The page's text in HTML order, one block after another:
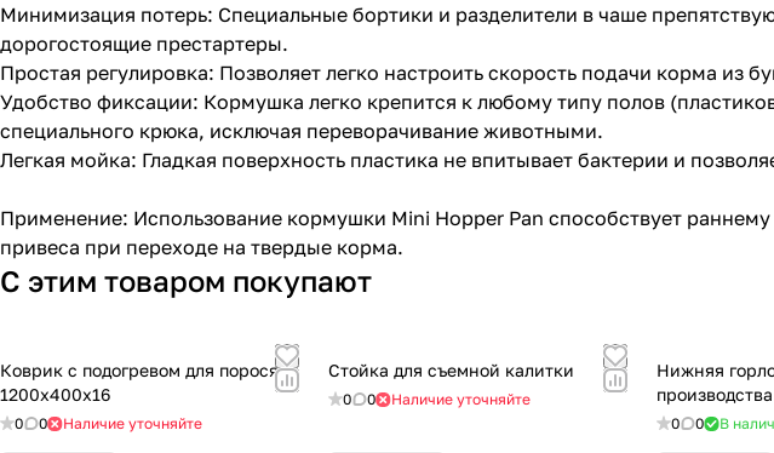
Минимизация потерь: Специальные бортики и разделители в чаше
дорогостоящие престартеры.
Простая регулировка: Позволяет легко настроить скорость подачи корма из
Удобство фиксации: Кормушка легко крепится к любому типу полов
специального крюка, исключая переворачивание животными.
Легкая мойка: Гладкая поверхность пластика не впитывает бактерии и
Применение: Использование кормушки Mini Hopper Pan способствует
привеса при переходе на твердые корма.
С этим товаром покупают
Коврик с подогревом для поросят
1200х400х16
0 0 Наличие уточняйте
Стойка для съемной калитки
0 0 Наличие уточняйте
Нижняя
0 0 В